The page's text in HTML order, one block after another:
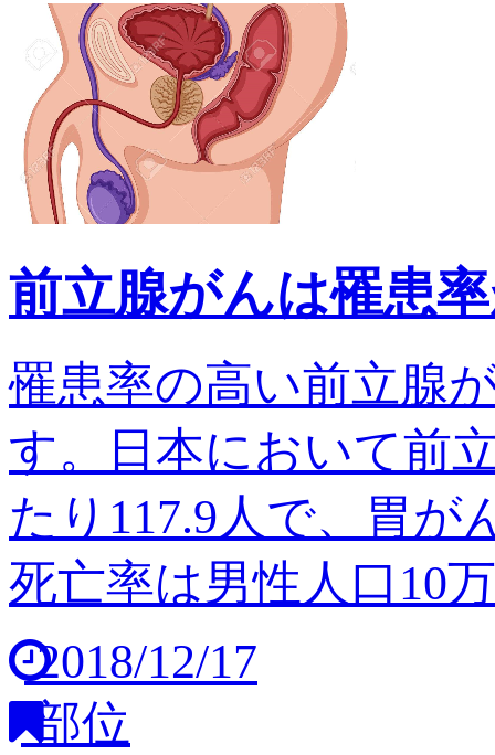
前立腺がんは罹患
罹患率の高い前立腺
す。日本において前
たり117.9人で、胃が
死亡率は男性人口10
2018/12/17
部位